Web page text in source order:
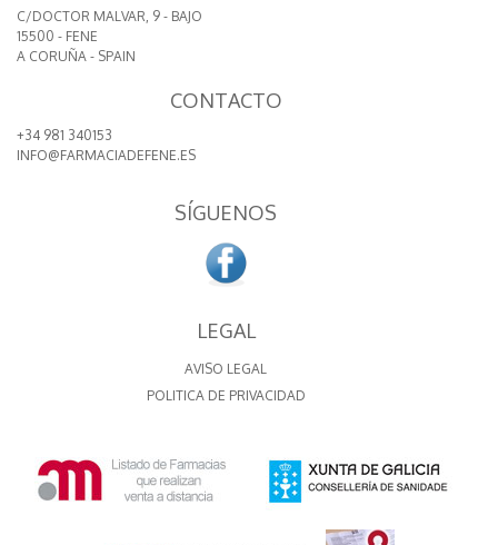
C/DOCTOR MALVAR, 9 - BAJO
15500 - FENE
A CORUÑA - SPAIN
CONTACTO
+34 981 340153
INFO@FARMACIADEFENE.ES
SÍGUENOS
LEGAL
AVISO LEGAL
POLITICA DE PRIVACIDAD